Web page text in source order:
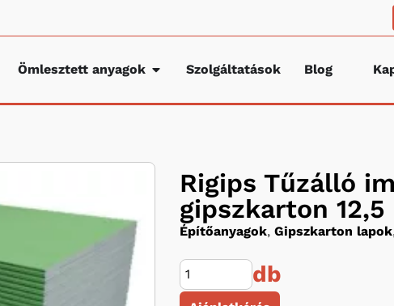
Ömlesztett anyagok Szolgáltatások Blog
Rigips Tűzálló
gipszkarton 12,5
Építőanyagok, Gipszkarton lapok
db